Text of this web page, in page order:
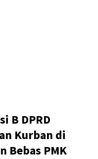
B DPRD
Kurban di
Bebas PMK